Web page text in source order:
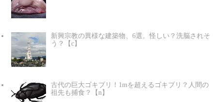
新興宗教の異様な建築物、6選。怪しい？洗脳されそ
う？【c】
古代の巨大ゴキブリ！1mを超えるゴキブリ？人間の
祖先も捕食？【n】